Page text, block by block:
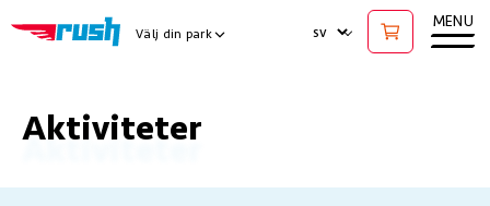
Välj din park Show Locations Menu
LANGUAGE MENU
Aktiviteter